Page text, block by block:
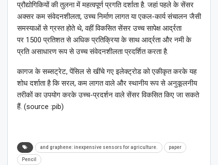
प्रौद्योगिकियों की तुलना में महत्वपूर्ण प्रगति दर्शाता है. जहां पहले के सेंसर
अक्सर कम संवेदनशीलता, उच्च निर्माण लागत या एकल-कार्य संचालन जैसी
समस्याओं से ग्रस्त होते थे, वहीं विकसित सेंसर उच्च सापेक्ष आर्द्रता
पर 1500 प्रतिशत से अधिक प्रतिक्रिया के साथ आर्द्रता और नमी के
प्रति असाधारण रूप से उच्च संवेदनशीलता प्रदर्शित करता है.
कागज के सब्सट्रेट, पेंसिल से खींचे गए इलेक्ट्रोड को एकीकृत करके यह
शोध दर्शाता है कि सरल, कम लागत वाले और स्थानीय रूप से अनुकूलनीय
तरीकों का उपयोग करके उच्च-प्रदर्शन वाले सेंसर विकसित किए जा सकते
हैं. (source :pib)
and graphene: inexpensive sensors for agriculture. paper
Pencil